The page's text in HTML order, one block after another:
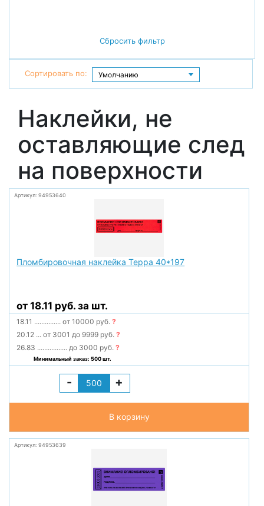
Сбросить фильтр
Сортировать по:
Наклейки, не
оставляющие след
на поверхности
Артикул: 94953640
Пломбировочная наклейка Терра 40*197
от 18.11 руб. за шт.
18.11 ............... от 10000 руб.?
20.12 ... от 3001 до 9999 руб.?
26.83 ................. до 3000 руб.?
Минимальный заказ: 500 шт.
- +
В корзину
Артикул: 94953639